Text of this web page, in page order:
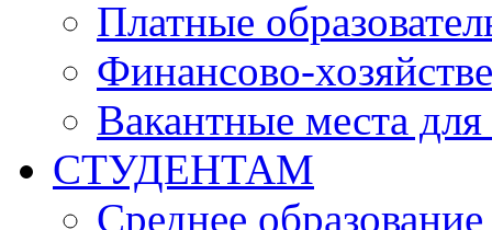
Платные
Финансово-
Вакантные места
СТУДЕНТАМ
Среднее образование